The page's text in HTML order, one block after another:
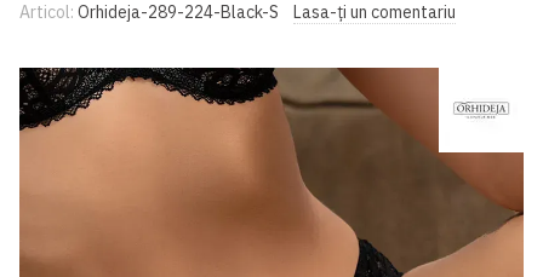
Articol: Orhideja-289-224-Black-S Lasa-ți un comentariu